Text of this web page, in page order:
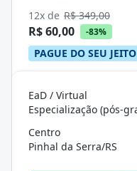
12x de R$ 349,00
R$ 60,00 -83%
PAGUE DO SEU JEITO
EaD / Virtual
Centro
Pinhal da Serra/RS